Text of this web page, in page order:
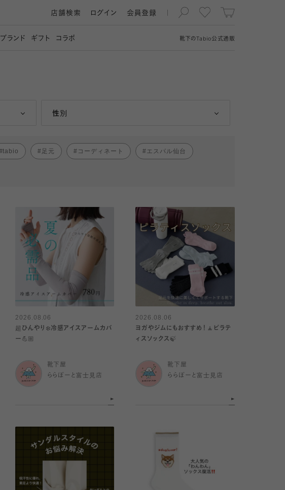
靴下の Tabio公式通販
店舗検索 ログイン 会員登録
ブランド ギフト コラボ
性別
女性
tabio 足元 コーディネート エスパル仙台
2026.08.06
超ひんやり❄️冷感アイスアームカバ
ー💪🏼
靴下屋
ららぽーと富士見店
2026.08.06
ヨガやジムにもおすすめ！🧘ピラテ
ィスソックス🍃
靴下屋
ららぽーと富士見店